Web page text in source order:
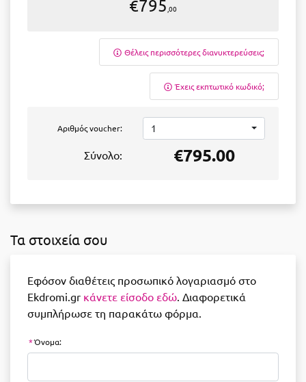
€795 ,00
Θέλεις περισσότερες διανυκτερεύσεις;
Έχεις εκπτωτικό κωδικό;
Αριθμός voucher: 1
Σύνολο: €795.00
Τα στοιχεία σου
Εφόσον διαθέτεις προσωπικό λογαριασμό στο
Ekdromi.gr κάνετε είσοδο εδώ. Διαφορετικά
συμπλήρωσε τη παρακάτω φόρμα.
*Όνομα: